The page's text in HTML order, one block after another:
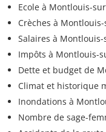
Ecole à Montlouis-
Crèches à
Salaires à
Impôts à Montlouis-
Dette et budget de
Climat et historique
Inondations à
Nombre de sage-